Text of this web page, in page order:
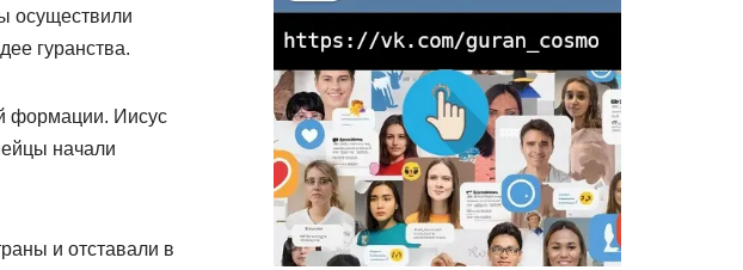
осуществили
гуранства.
формации. Иисус
начали
и отставали в